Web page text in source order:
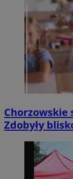
Chorzowskie
Zdobyły